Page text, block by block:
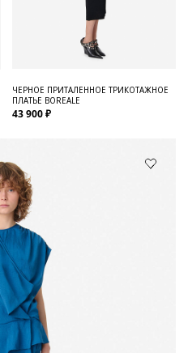
ЧЕРНОЕ ПРИТАЛЕННОЕ ТРИКОТАЖНОЕ
ПЛАТЬЕ BOREALE
43 900 ₽